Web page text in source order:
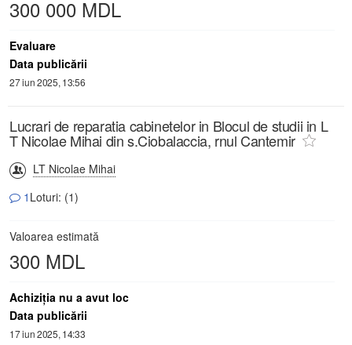
300 000 MDL
Evaluare
Data publicării
27 iun 2025, 13:56
Lucrari de reparatia cabinetelor in Blocul de studii in L
T Nicolae Mihai din s.Ciobalaccia, rnul Cantemir
LT Nicolae Mihai
1 Loturi: (1)
Valoarea estimată
300 MDL
Achiziţia nu a avut loc
Data publicării
17 iun 2025, 14:33